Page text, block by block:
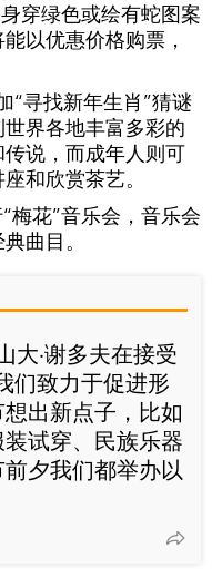
穿绿色或绘有蛇图案
以优惠价格购票，
“寻找新年生肖”猜谜
界各地丰富多彩的
说，而成年人则可
和欣赏茶艺。
梅花”音乐会，音乐会
曲目。
大·谢多夫在接受
们致力于促进形
出新点子，比如
试穿、民族乐器
夕我们都举办以